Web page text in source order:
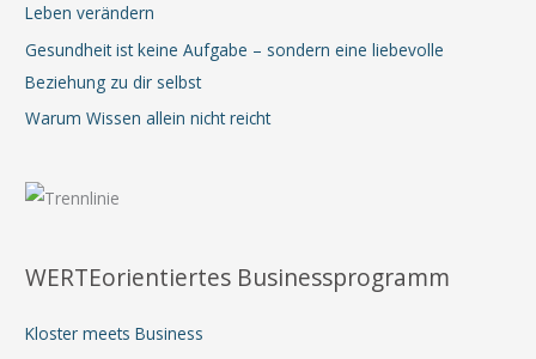
Leben verändern
Gesundheit ist keine Aufgabe – sondern eine liebevolle
Beziehung zu dir selbst
Warum Wissen allein nicht reicht
WERTEorientiertes Businessprogramm
Kloster meets Business